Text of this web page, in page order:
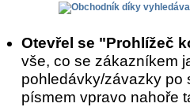
Otevřel se "Prohlížeč
vše, co se zákazníkem
pohledávky/závazky po
písmem vpravo nahoře